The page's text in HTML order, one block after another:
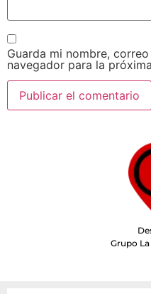
Guarda mi nombre,
navegador para la
Grupo